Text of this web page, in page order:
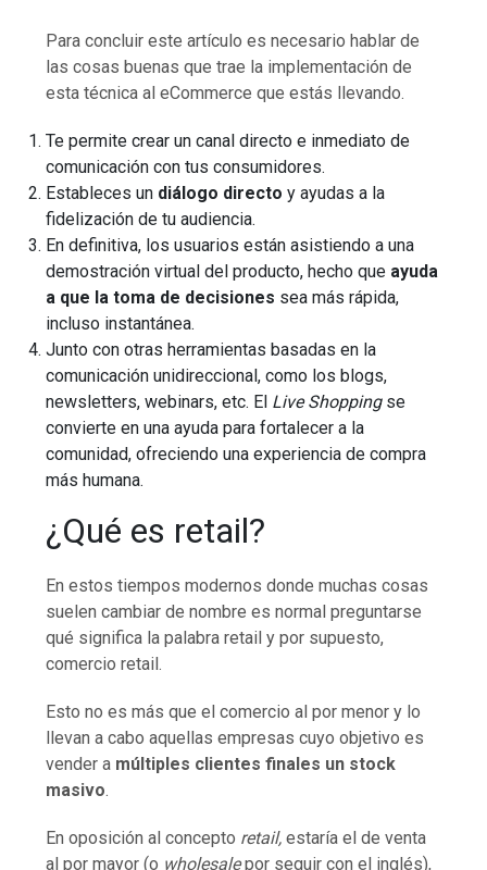
Para concluir este artículo es necesario hablar de
las cosas buenas que trae la implementación de
esta técnica al eCommerce que estás llevando.
Te permite crear un canal directo e inmediato de
comunicación con tus consumidores.
Estableces un diálogo directo y ayudas a la
fidelización de tu audiencia.
En definitiva, los usuarios están asistiendo a una
demostración virtual del producto, hecho que ayuda
a que la toma de decisiones sea más rápida,
incluso instantánea.
Junto con otras herramientas basadas en la
comunicación unidireccional, como los blogs,
newsletters, webinars, etc. El Live Shoppingse
convierte en una ayuda para fortalecer a la
comunidad, ofreciendo una experiencia de compra
más humana.
¿Qué es retail?
En estos tiempos modernos donde muchas cosas
suelen cambiar de nombre es normal preguntarse
qué significa la palabra retail y por supuesto,
comercio retail.
Esto no es más que el comercio al por menor y lo
llevan a cabo aquellas empresas cuyo objetivo es
vender a múltiples clientes finales un stock
masivo.
En oposición al concepto retail, estaría el de venta
al por mayor (o wholesalepor seguir con el inglés),